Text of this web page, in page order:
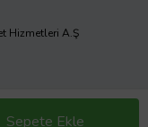
Sepete Ekle
Hizmetleri A.Ş